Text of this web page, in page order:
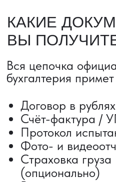
Сроки от 5 дней
Авиадоставка
Сборный груз
Железнодорожные перевозки
Автогрузоперевозки
Контейнерные перевозки
Доставка образцов
Получить консультацию